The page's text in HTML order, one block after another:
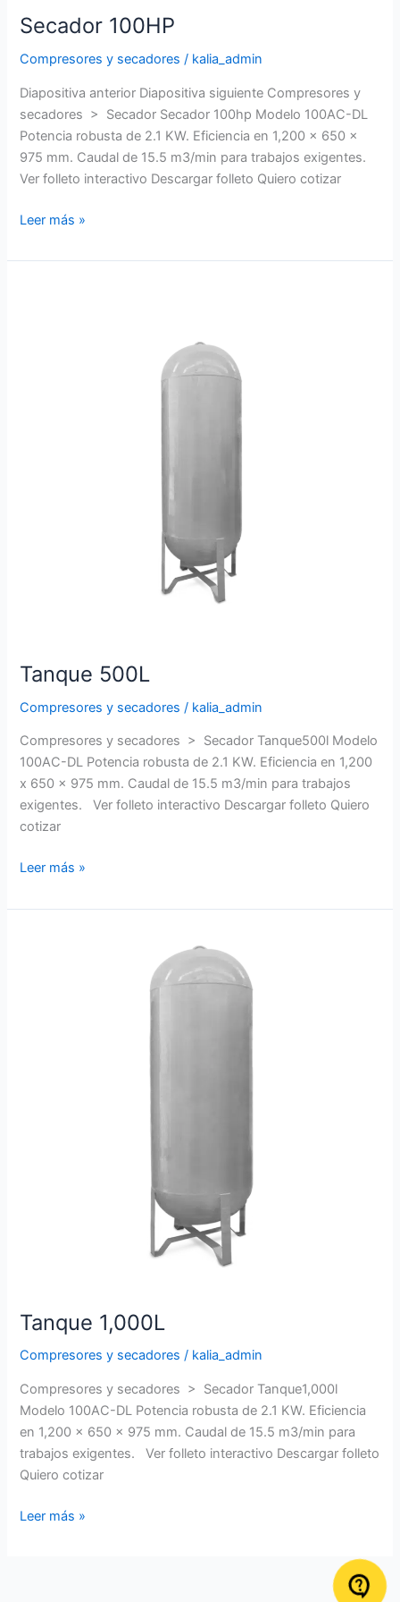
Secador 100HP
Compresores y secadores / kalia_admin
Diapositiva anterior Diapositiva siguiente Compresores y
secadores > Secador Secador 100hp Modelo 100AC-DL
Potencia robusta de 2.1 KW. Eficiencia en 1,200 x 650 x
975 mm. Caudal de 15.5 m3/min para trabajos exigentes.
Ver folleto interactivo Descargar folleto Quiero cotizar
Leer más »
Tanque 500L
Compresores y secadores / kalia_admin
Compresores y secadores > Secador Tanque500l Modelo
100AC-DL Potencia robusta de 2.1 KW. Eficiencia en 1,200
x 650 x 975 mm. Caudal de 15.5 m3/min para trabajos
exigentes. Ver folleto interactivo Descargar folleto Quiero
cotizar
Leer más »
Tanque 1,000L
Compresores y secadores / kalia_admin
Compresores y secadores > Secador Tanque1,000l
Modelo 100AC-DL Potencia robusta de 2.1 KW. Eficiencia
en 1,200 x 650 x 975 mm. Caudal de 15.5 m3/min para
trabajos exigentes. Ver folleto interactivo Descargar folleto
Quiero cotizar
Leer más »